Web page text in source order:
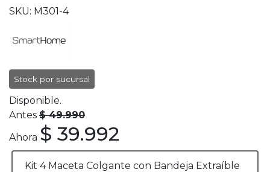
SKU: M301-4
Stock por sucursal
Disponible.
Antes $ 49.990
Ahora $ 39.992
Kit 4 Maceta Colgante con Bandeja Extraíble